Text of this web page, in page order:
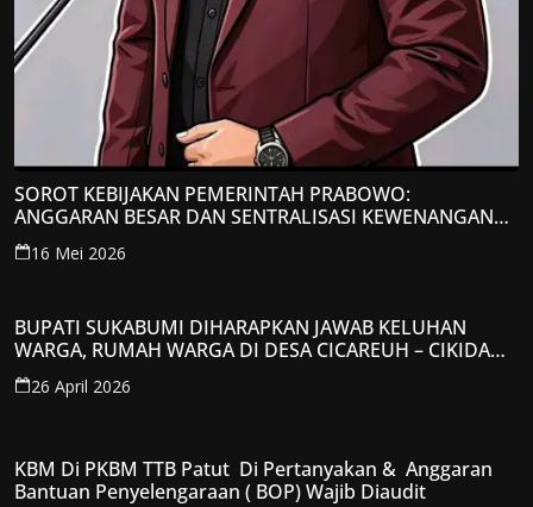
SOROT KEBIJAKAN PEMERINTAH PRABOWO:
ANGGARAN BESAR DAN SENTRALISASI KEWENANGAN
JADI PERHATIAN; LPP-TIPIKOR RI BERIKAN TANGGAPAN
KRITIS
16 Mei 2026
BUPATI SUKABUMI DIHARAPKAN JAWAB KELUHAN
WARGA, RUMAH WARGA DI DESA CICAREUH – CIKIDANG
DIAMBRUKAN
26 April 2026
KBM Di PKBM TTB Patut Di Pertanyakan & Anggaran
Bantuan Penyelengaraan ( BOP) Wajib Diaudit